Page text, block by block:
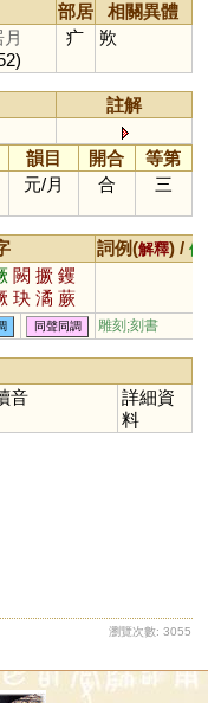
部居
相關異體
月
疒 欮
註解
韻目 開合
等第
元/月 合 三
詞例(解釋) / 備
闕 撅 钁
玦 潏 蕨
鈌 泬 蒛
璚 憰 鶪
趉 蚗
同聲同調 雕刻;刻書
音
詳細資
料
瀏覽次數: 3055